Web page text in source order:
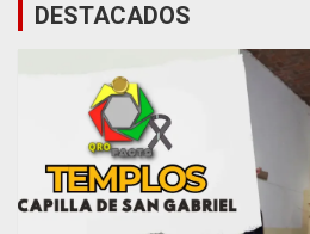
DESTACADOS